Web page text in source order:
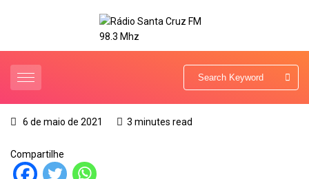
6 de maio de 2021 3 minutes read
Compartilhe